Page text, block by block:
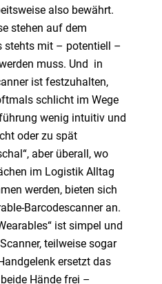
also bewährt.
stehen auf dem
stehts mit – potentiell –
muss. Und in
ist festzuhalten,
schlicht im Wege
wenig intuitiv und
oder zu spät
aber überall, wo
im Logistik Alltag
werden, bieten sich
Barcodescanner an.
ist simpel und
teilweise sogar
ersetzt das
Hände frei –